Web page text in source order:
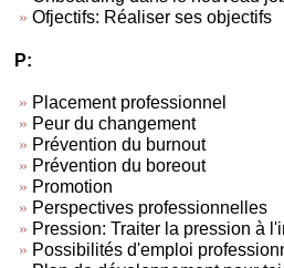
Ofjectifs: Réaliser ses objectifs
P:
Placement professionnel
Peur du changement
Prévention du burnout
Prévention du boreout
Promotion
Perspectives professionnelles
Pression: Traiter la pression à
Possibilités d'emploi